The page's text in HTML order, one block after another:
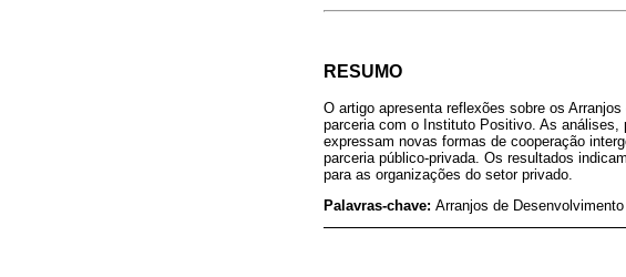
RESUMO
O artigo apresenta reflexões sobre os
parceria com o Instituto Positivo. As análises,
expressam novas formas de cooperação
parceria público-privada. Os resultados
para as organizações do setor privado.
Palavras-chave: Arranjos de